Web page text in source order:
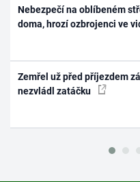
Nebezpečí na oblíbeném
doma, hrozí ozbrojenci ve
Zemřel už před příjezdem
nezvládl zatáčku